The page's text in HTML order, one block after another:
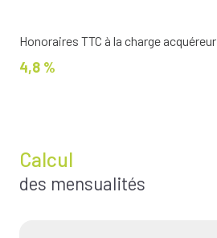
Honoraires TTC à la charge acquéreur
4,8 %
Calcul
des mensualités